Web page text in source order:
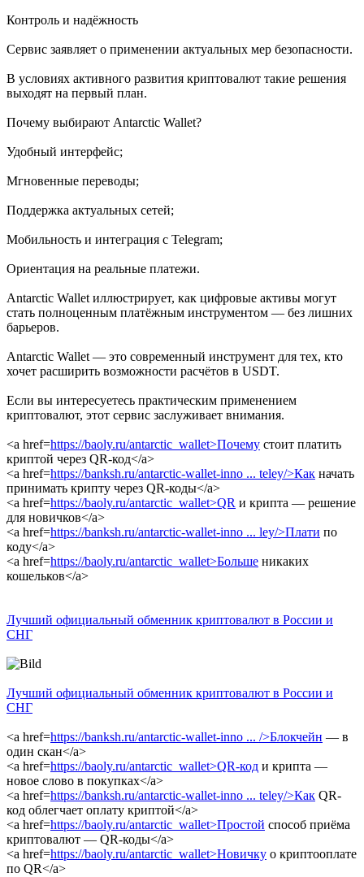
Контроль и надёжность
Сервис заявляет о применении актуальных мер безопасности.
В условиях активного развития криптовалют такие решения
выходят на первый план.
Почему выбирают Antarctic Wallet?
Удобный интерфейс;
Мгновенные переводы;
Поддержка актуальных сетей;
Мобильность и интеграция с Telegram;
Ориентация на реальные платежи.
Antarctic Wallet иллюстрирует, как цифровые активы могут
стать полноценным платёжным инструментом — без лишних
барьеров.
Antarctic Wallet — это современный инструмент для тех, кто
хочет расширить возможности расчётов в USDT.
Если вы интересуетесь практическим применением
криптовалют, этот сервис заслуживает внимания.
<a href=https://baoly.ru/antarctic_wallet>Почему стоит платить
криптой через QR-код</a>
<a href=https://banksh.ru/antarctic-wallet-inno ... teley/>Как начать
принимать крипту через QR-коды</a>
<a href=https://baoly.ru/antarctic_wallet>QR и крипта — решение
для новичков</a>
<a href=https://banksh.ru/antarctic-wallet-inno ... ley/>Плати по
коду</a>
<a href=https://baoly.ru/antarctic_wallet>Больше никаких
кошельков</a>
Лучший официальный обменник криптовалют в России и
СНГ
Лучший официальный обменник криптовалют в России и
СНГ
<a href=https://banksh.ru/antarctic-wallet-inno ... />Блокчейн — в
один скан</a>
<a href=https://baoly.ru/antarctic_wallet>QR-код и крипта —
новое слово в покупках</a>
<a href=https://banksh.ru/antarctic-wallet-inno ... teley/>Как QR-
код облегчает оплату криптой</a>
<a href=https://baoly.ru/antarctic_wallet>Простой способ приёма
криптовалют — QR-коды</a>
<a href=https://baoly.ru/antarctic_wallet>Новичку о криптооплате
по QR</a>